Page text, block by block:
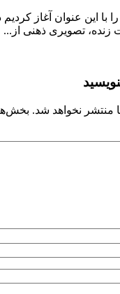
این عنوان آغاز کردیم
زنده، تصویری ذهنی از...
منتشر نخواهد شد.